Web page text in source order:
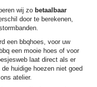
wij zo betaalbaar
door te berekenen,
een bbqhoes, voor uw
een mooie hoes of voor
laat direct als er
huidige hoezen niet goed
atelier.